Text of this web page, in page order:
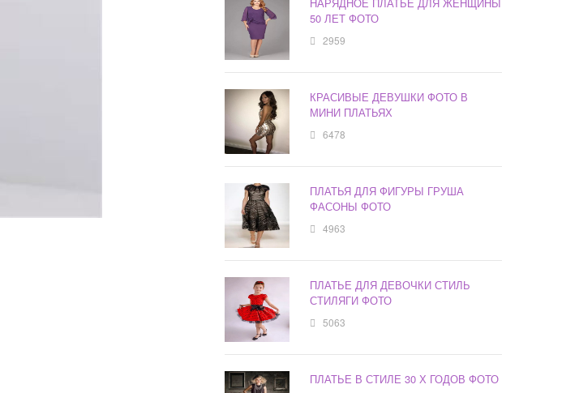
НАРЯДНОЕ ПЛАТЬЕ ДЛЯ ЖЕНЩИНЫ
50 ЛЕТ ФОТО
2959
КРАСИВЫЕ ДЕВУШКИ ФОТО В
МИНИ ПЛАТЬЯХ
6478
ПЛАТЬЯ ДЛЯ ФИГУРЫ ГРУША
ФАСОНЫ ФОТО
4963
ПЛАТЬЕ ДЛЯ ДЕВОЧКИ СТИЛЬ
СТИЛЯГИ ФОТО
5063
ПЛАТЬЕ В СТИЛЕ 30 Х ГОДОВ ФОТО